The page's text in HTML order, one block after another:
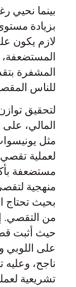
بينما نحيي
بزيادة
لازم يكون
المشفرة
للناس
لتحقيق توازن
المالي،
مثل
لعملية
مستضعفة
منهجية
بحيث تحتاج
من التقصي.
حيث أثبت
على
ناجح، وعليه
تشريعية